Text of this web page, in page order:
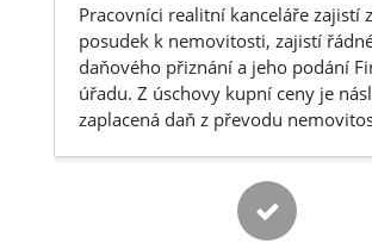
Pracovníci realitní kanceláře zajistí
posudek k nemovitosti, zajistí
daňového přiznání a jeho podání
úřadu. Z úschovy kupní ceny je
zaplacená daň z převodu